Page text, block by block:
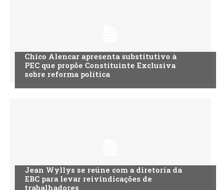
Chico Alencar apresenta substitutivo à
PEC que propõe Constituinte Exclusiva
sobre reforma política
Jean Wyllys se reúne com a diretoria da
EBC para levar reivindicações de
trabalhadores